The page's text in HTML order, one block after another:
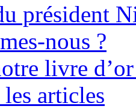
président
nous ?
livre
articles